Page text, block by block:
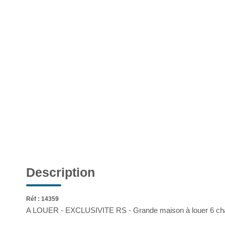
Description
Réf : 14359
A LOUER - EXCLUSIVITE RS - Grande maison à louer 6